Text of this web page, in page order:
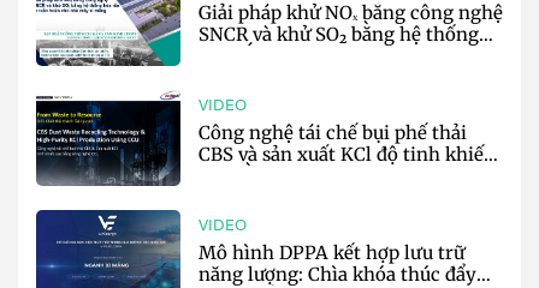
Giải pháp khử NOₓ bằng công nghệ
SNCR và khử SO₂ bằng hệ thống
VIDEO
Công nghệ tái chế bụi phế thải
CBS và sản xuất KCl độ tinh khiết
VIDEO
Mô hình DPPA kết hợp lưu trữ
năng lượng: Chìa khóa thúc đẩy